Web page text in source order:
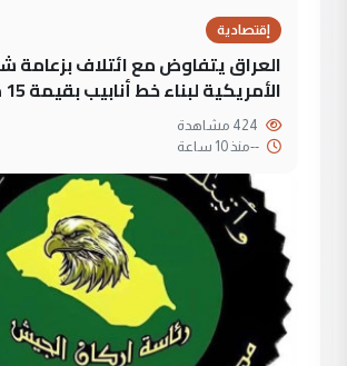
إقتصادية
العراق يتفاوض مع ائتلاف بزعامة
الأمريكية لبناء خط أنابيب بقيمة 15 مليار دولار
--منذ 10 ساعة